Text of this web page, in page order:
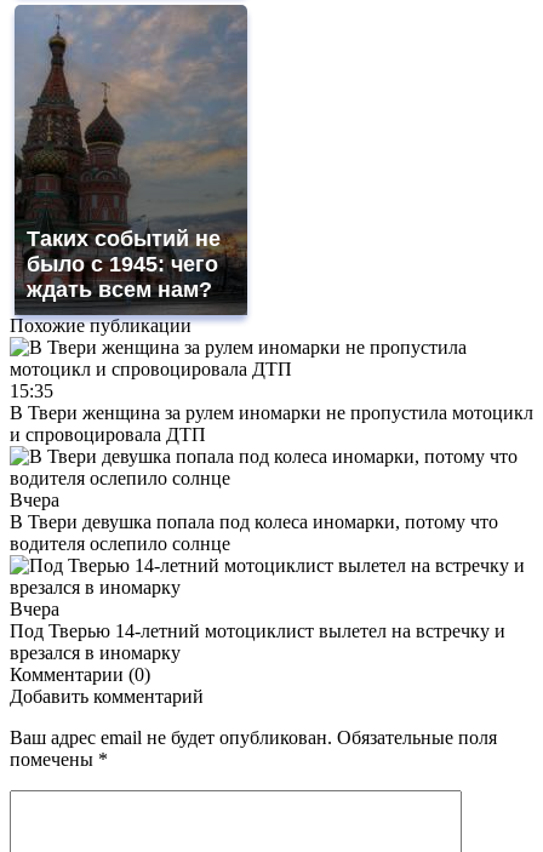
Таких событий не
было с 1945: чего
ждать всем нам?
Похожие публикации
15:35
В Твери женщина за рулем иномарки не пропустила мотоцикл
и спровоцировала ДТП
Вчера
В Твери девушка попала под колеса иномарки, потому что
водителя ослепило солнце
Вчера
Под Тверью 14-летний мотоциклист вылетел на встречку и
врезался в иномарку
Комментарии (0)
Добавить комментарий
Ваш адрес email не будет опубликован. Обязательные поля
помечены *